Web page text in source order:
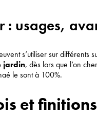
usages,
s’utiliser sur différents
jardin, dès lors que l’on
le sont à 100%.
et